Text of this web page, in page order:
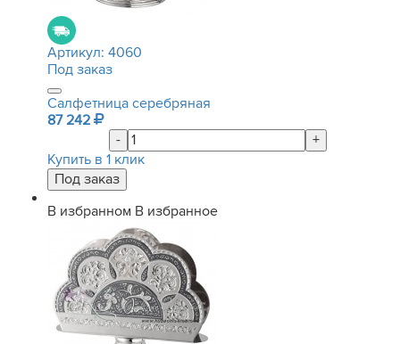
Артикул: 4060
Под заказ
Салфетница серебряная
87 242
-
+
Купить в 1 клик
В избранном В избранное